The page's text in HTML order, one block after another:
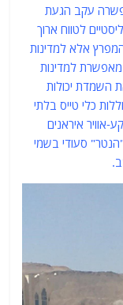
עקב הגעת
לטווח ארוך
אלא למדינות
למדינות
השמדת יכולות
כלי טייס בלתי
אוויר איראנים
סעודי בשמי